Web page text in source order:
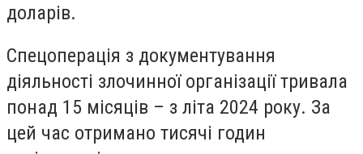
доларів.
Спецоперація з документування
діяльності злочинної організації тривала
понад 15 місяців – з літа 2024 року. За
цей час отримано тисячі годин